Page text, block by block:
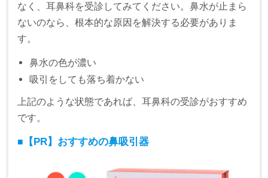
なく、耳鼻科を受診してみてください。鼻水が止まら
ないのなら、根本的な原因を解決する必要がありま
す。
鼻水の色が濃い
吸引をしても落ち着かない
上記のような状態であれば、耳鼻科の受診がおすすめ
です。
■ 【PR】おすすめの鼻吸引器